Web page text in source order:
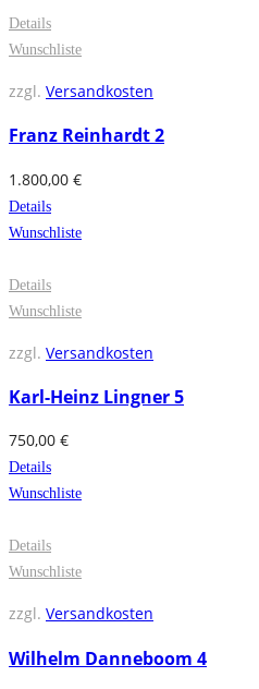
Details
Wunschliste
zzgl. Versandkosten
Franz Reinhardt 2
1.800,00 €
Details
Wunschliste
Details
Wunschliste
zzgl. Versandkosten
Karl-Heinz Lingner 5
750,00 €
Details
Wunschliste
Details
Wunschliste
zzgl. Versandkosten
Wilhelm Danneboom 4